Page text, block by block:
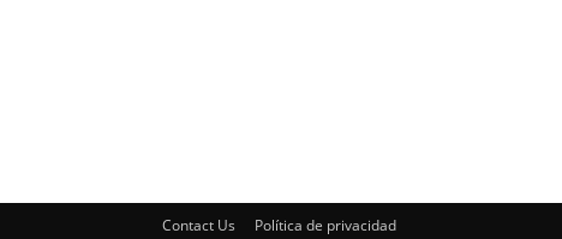
Contact Us Política de privacidad